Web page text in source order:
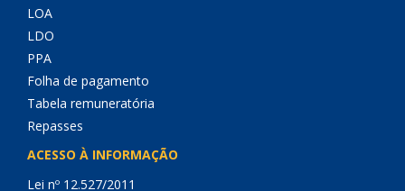
LOA
LDO
PPA
Folha de pagamento
Tabela remuneratória
Repasses
ACESSO À INFORMAÇÃO
Lei nº 12.527/2011